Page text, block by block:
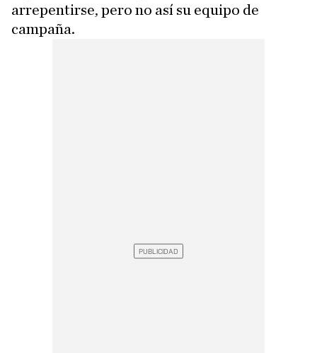
arrepentirse, pero no así su equipo de
campaña.